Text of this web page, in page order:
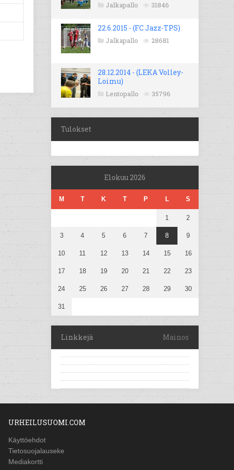
Jalkapallo 31846
22.6.2015 - (FC Jazz-TPS)
Jalkapallo 28681
28.12.2014 - (LEKA Volley-
Loimu)
Lentopallo 35796
Tulokset
Elokuu 2026
M T K T P L S
1 2
3 4 5 6 7 8 9
10 11 12 13 14 15 16
17 18 19 20 21 22 23
24 25 26 27 28 29 30
31
Linkkejä Mainos
URHEILUSUOMI.COM
Käyttöehdot
Tietosuojalauseke
Mediakortti